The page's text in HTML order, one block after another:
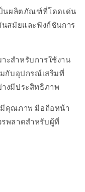
เป็นผลิตภัณฑ์ที่โดดเด่น
สมัยและฟังก์ชันการ
สำหรับการใช้งาน
กับอุปกรณ์เสริมที่
งมีประสิทธิภาพ
คุณภาพ มือถือหน้า
รพลาดสำหรับผู้ที่